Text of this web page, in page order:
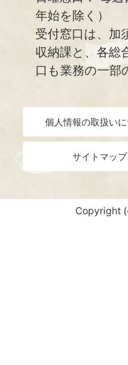
年始を除く）
受付窓口は、加
収納課と、 各総
口も業務の一部
個人情報の取扱い
サイトマップ
Copyright